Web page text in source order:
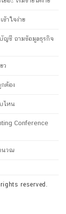
าใจง่าย
ญชี ถามข้อมูลธุรกิจ
ว
ต้อง
ไหน
Conference
นวณ
reserved.